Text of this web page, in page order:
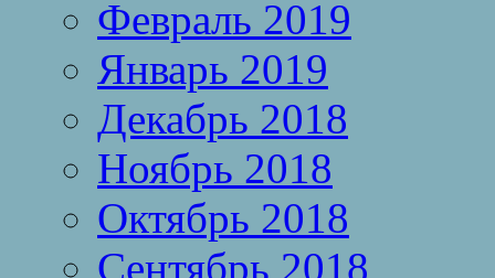
Февраль 2019
Январь 2019
Декабрь 2018
Ноябрь 2018
Октябрь 2018
Сентябрь 2018